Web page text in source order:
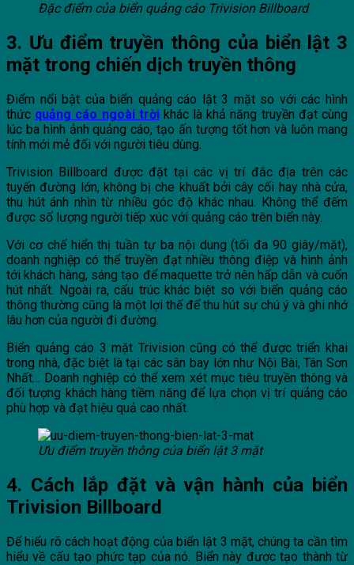
Đặc điểm của biển quảng cáo Trivision Billboard
3. Ưu điểm truyền thông của biển lật 3
mặt trong chiến dịch truyền thông
Điểm nổi bật của biển quảng cáo lật 3 mặt so với các hình
thức quảng cáo ngoài trờikhác là khả năng truyền đạt cùng
lúc ba hình ảnh quảng cáo, tạo ấn tượng tốt hơn và luôn mang
tính mới mẻ đối với người tiêu dùng.
Trivision Billboard được đặt tại các vị trí đắc địa trên các
tuyến đường lớn, không bị che khuất bởi cây cối hay nhà cửa,
thu hút ánh nhìn từ nhiều góc độ khác nhau. Không thể đếm
được số lượng người tiếp xúc với quảng cáo trên biển này.
Với cơ chế hiển thị tuần tự ba nội dung (tối đa 90 giây/mặt),
doanh nghiệp có thể truyền đạt nhiều thông điệp và hình ảnh
tới khách hàng, sáng tạo để maquette trở nên hấp dẫn và cuốn
hút nhất. Ngoài ra, cấu trúc khác biệt so với biển quảng cáo
thông thường cũng là một lợi thế để thu hút sự chú ý và ghi nhớ
lâu hơn của người đi đường.
Biển quảng cáo 3 mặt Trivision cũng có thể được triển khai
trong nhà, đặc biệt là tại các sân bay lớn như Nội Bài, Tân Sơn
Nhất… Doanh nghiệp có thể xem xét mục tiêu truyền thông và
đối tượng khách hàng tiềm năng để lựa chọn vị trí quảng cáo
phù hợp và đạt hiệu quả cao nhất.
Ưu điểm truyền thông của biển lật 3 mặt
4. Cách lắp đặt và vận hành của biển
Trivision Billboard
Để hiểu rõ cách hoạt động của biển lật 3 mặt, chúng ta cần tìm
hiểu về cấu tạo phức tạp của nó. Biển này được tạo thành từ